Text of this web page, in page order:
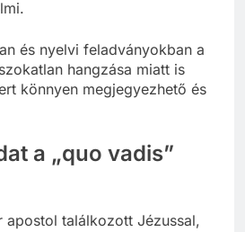
és nyelvi feladványokban a
hangzása miatt is
könnyen megjegyezhető és
a „quo vadis”
apostol találkozott Jézussal,